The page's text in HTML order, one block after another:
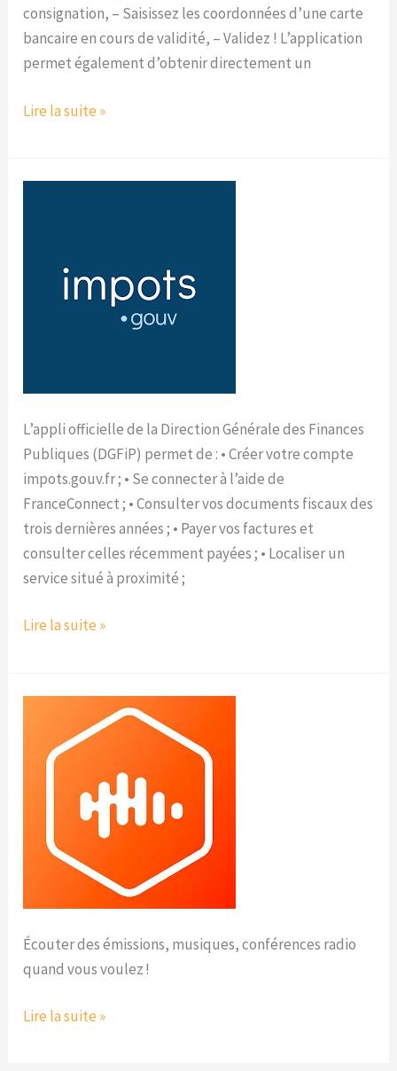
consignation, – Saisissez les coordonnées d’une carte
bancaire en cours de validité, – Validez ! L’application
permet également d’obtenir directement un
Lire la suite »
L’appli officielle de la Direction Générale des Finances
Publiques (DGFiP) permet de : • Créer votre compte
impots.gouv.fr ; • Se connecter à l’aide de
FranceConnect ; • Consulter vos documents fiscaux des
trois dernières années ; • Payer vos factures et
consulter celles récemment payées ; • Localiser un
service situé à proximité ;
Lire la suite »
Écouter des émissions, musiques, conférences radio
quand vous voulez !
Lire la suite »